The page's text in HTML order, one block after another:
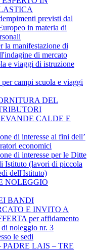
previsti dal
in materia di
la manifestazione di
di mercato
e viaggi di istruzione
campi scuola e viaggi
DEL
CALDE E
di interesse ai fini dell’
economici
di interesse per le Ditte
Istituto (lavori di piccola
dell'Istituto)
NOLEGGIO
BANDI
E INVITO A
per affidamento
noleggio nr. 3
le sedi
LAIS – TRE